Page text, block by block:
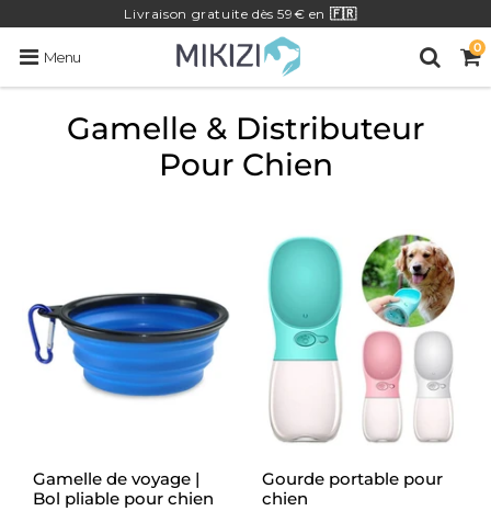
Livraison gratuite dès 59€ en 🇫🇷
Menu
0
Gamelle & Distributeur
Pour Chien
Gamelle de voyage |
Bol pliable pour chien
Gourde portable pour
chien